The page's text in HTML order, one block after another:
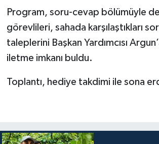
Program, soru-cevap bölümüyle
görevlileri, sahada karşılaştıkları
taleplerini Başkan Yardımcısı
iletme imkanı buldu.
Toplantı, hediye takdimi ile sona
Iğdır Müftülüğü